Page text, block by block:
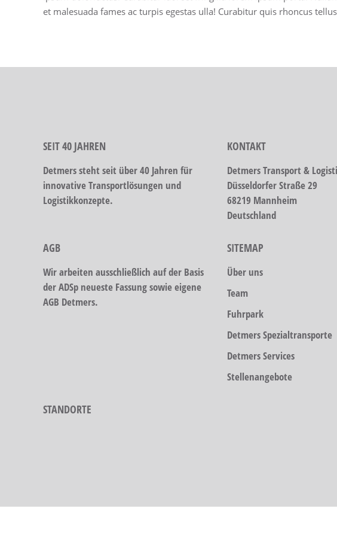
et malesuada fames ac turpis egestas ulla! Curabitur quis rhoncus
SEIT 40 JAHREN
Detmers steht seit über 40 Jahren für
innovative Transportlösungen und
Logistikkonzepte.
KONTAKT
Detmers Transport &
Düsseldorfer Straße 29
68219 Mannheim
Deutschland
AGB
Wir arbeiten ausschließlich auf der Basis
der ADSp neueste Fassung sowie eigene
AGB Detmers.
SITEMAP
Über uns
Team
Fuhrpark
Detmers Spezialtransporte
Detmers Services
Stellenangebote
STANDORTE